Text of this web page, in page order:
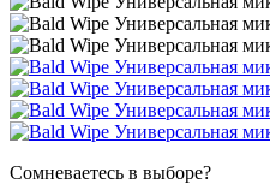
Сомневаетесь в выборе?